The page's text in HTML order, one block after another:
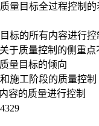
量目标全过程控制
标的所有内容进行控
于质量控制的侧重点
量目标的倾向
施工阶段的质量控制
容的质量进行控制